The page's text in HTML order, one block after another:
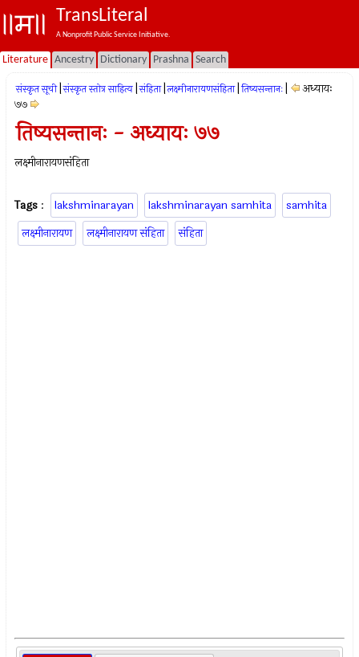
TransLiteral
A Nonprofit Public Service Initiative.
Literature Ancestry Dictionary Prashna Search
संस्कृत सूची संस्कृत स्तोत्र साहित्य संहिता लक्ष्मीनारायणसंहिता तिष्यसन्तानः
अध्यायः
७७
तिष्यसन्तानः - अध्यायः ७७
लक्ष्मीनारायणसंहिता
Tags : lakshminarayan lakshminarayan samhita
samhita
लक्ष्मीनारायण
लक्ष्मीनारायण संहिता संहिता